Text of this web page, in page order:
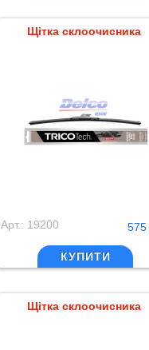
Щітка склоочисника
Арт.: 19200 575
КУПИТИ
Щітка склоочисника